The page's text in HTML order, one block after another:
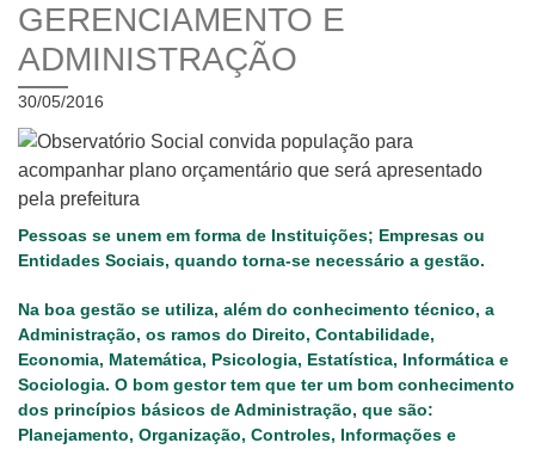
GERENCIAMENTO E
ADMINISTRAÇÃO
30/05/2016
Pessoas se unem em forma de Instituições; Empresas ou
Entidades Sociais, quando torna-se necessário a gestão.
Na boa gestão se utiliza, além do conhecimento técnico, a
Administração, os ramos do Direito, Contabilidade,
Economia, Matemática, Psicologia, Estatística, Informática e
Sociologia. O bom gestor tem que ter um bom conhecimento
dos princípios básicos de Administração, que são:
Planejamento, Organização, Controles, Informações e